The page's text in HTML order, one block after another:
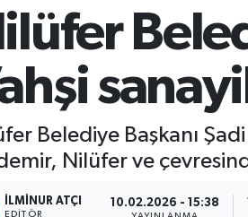
Belediye Başkanı
Nilüfer ve
İLMINUR ATÇI
EDITÖR
10.02.2026 - 15:38